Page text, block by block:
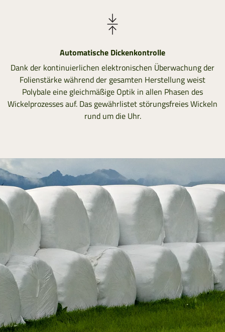
Automatische Dickenkontrolle
Dank der kontinuierlichen elektronischen Überwachung der
Folienstärke während der gesamten Herstellung weist
Polybale eine gleichmäßige Optik in allen Phasen des
Wickelprozesses auf. Das gewährlistet störungsfreies Wickeln
rund um die Uhr.